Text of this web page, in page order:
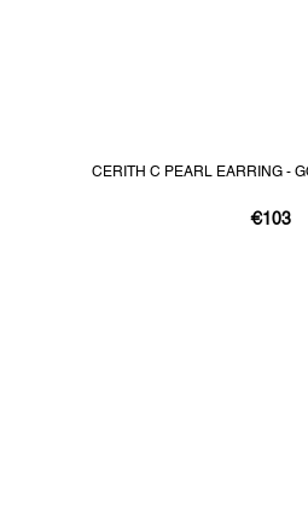
CERITH C PEARL EARRING -
€103